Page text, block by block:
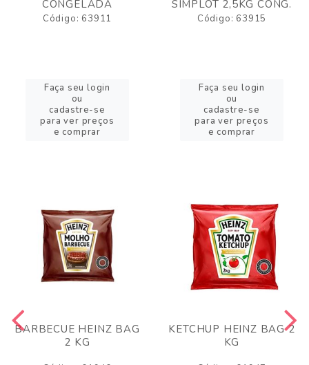
CONGELADA
Código: 63911
Faça seu login
ou
cadastre-se
para ver preços
e comprar
SIMPLOT 2,5KG CONG.
Código: 63915
Faça seu login
ou
cadastre-se
para ver preços
e comprar
BARBECUE HEINZ BAG
2 KG
KETCHUP HEINZ BAG 2
KG